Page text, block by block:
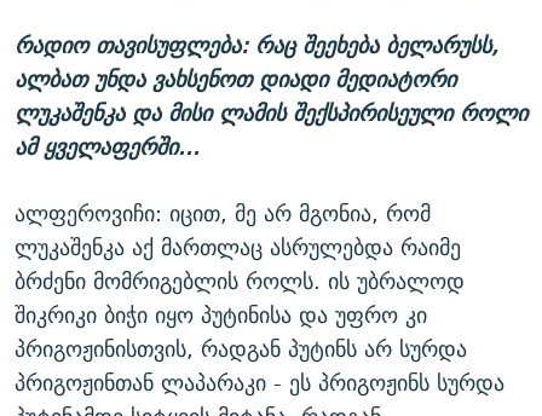
რადიო თავისუფლება: რაც შეეხება ბელარუსს,
ალბათ უნდა ვახსენოთ დიადი მედიატორი
ლუკაშენკა და მისი ლამის შექსპირისეული როლი
ამ ყველაფერში...
ალფეროვიჩი: იცით, მე არ მგონია, რომ
ლუკაშენკა აქ მართლაც ასრულებდა რაიმე
ბრძენი მომრიგებლის როლს. ის უბრალოდ
შიკრიკი ბიჭი იყო პუტინისა და უფრო კი
პრიგოჟინისთვის, რადგან პუტინს არ სურდა
პრიგოჟინთან ლაპარაკი - ეს პრიგოჟინს სურდა